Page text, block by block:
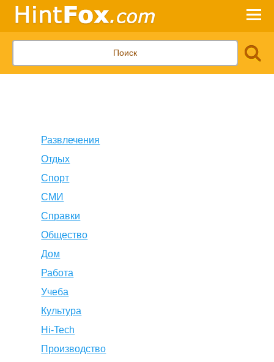
Развлечения
Отдых
Спорт
СМИ
Справки
Общество
Дом
Работа
Учеба
Культура
Hi-Tech
Производство